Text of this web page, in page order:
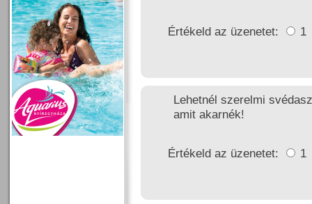
Értékeld az üzenetet: 1
Lehetnél szerelmi
amit akarnék!
Értékeld az üzenetet: 1